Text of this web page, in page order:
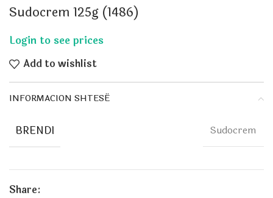
Sudocrem 125g (1486)
Add to wishlist
INFORMACION SHTESË
BRENDI Sudocrem
Share: